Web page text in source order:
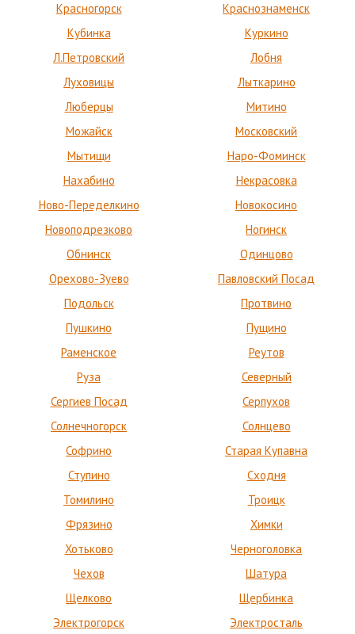
Красногорск
Краснознаменск
Кубинка
Куркино
Л.Петровский
Лобня
Луховицы
Лыткарино
Люберцы
Митино
Можайск
Московский
Мытищи
Наро-Фоминск
Нахабино
Некрасовка
Ново-Переделкино
Новокосино
Новоподрезково
Ногинск
Обнинск
Одинцово
Орехово-Зуево
Павловский Посад
Подольск
Протвино
Пушкино
Пущино
Раменское
Реутов
Руза
Северный
Сергиев Посад
Серпухов
Солнечногорск
Солнцево
Софрино
Старая Купавна
Ступино
Сходня
Томилино
Троицк
Фрязино
Химки
Хотьково
Черноголовка
Чехов
Шатура
Щелково
Щербинка
Электрогорск
Электросталь